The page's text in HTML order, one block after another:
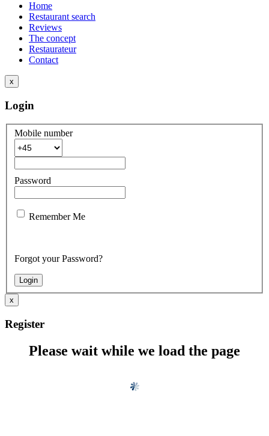
Home
Restaurant search
Reviews
The concept
Restaurateur
Contact
x
Login
Mobile number
Password
Remember Me
Forgot your Password?
x
Register
Please wait while we load the page